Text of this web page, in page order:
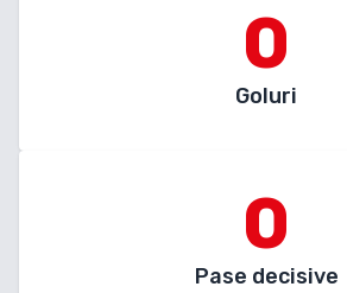
0
Goluri
0
Pase decisive